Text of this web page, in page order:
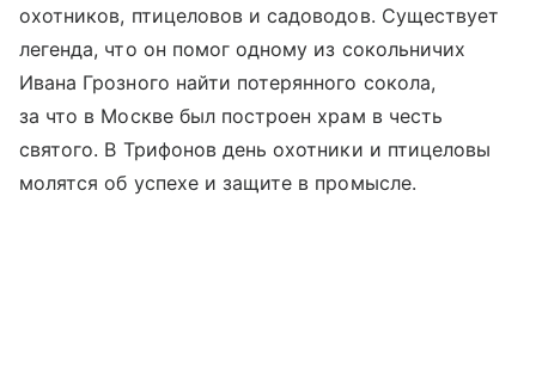
охотников, птицеловов и садоводов. Существует
легенда, что он помог одному из сокольничих
Ивана Грозного найти потерянного сокола,
за что в Москве был построен храм в честь
святого. В Трифонов день охотники и птицеловы
молятся об успехе и защите в промысле.